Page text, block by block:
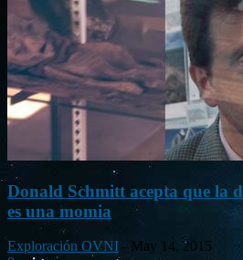
Donald Schmitt acepta que la
es una momia
Exploración OVNI - May 14, 2015